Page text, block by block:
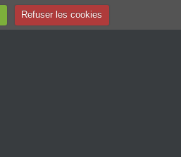
Refuser les cookies